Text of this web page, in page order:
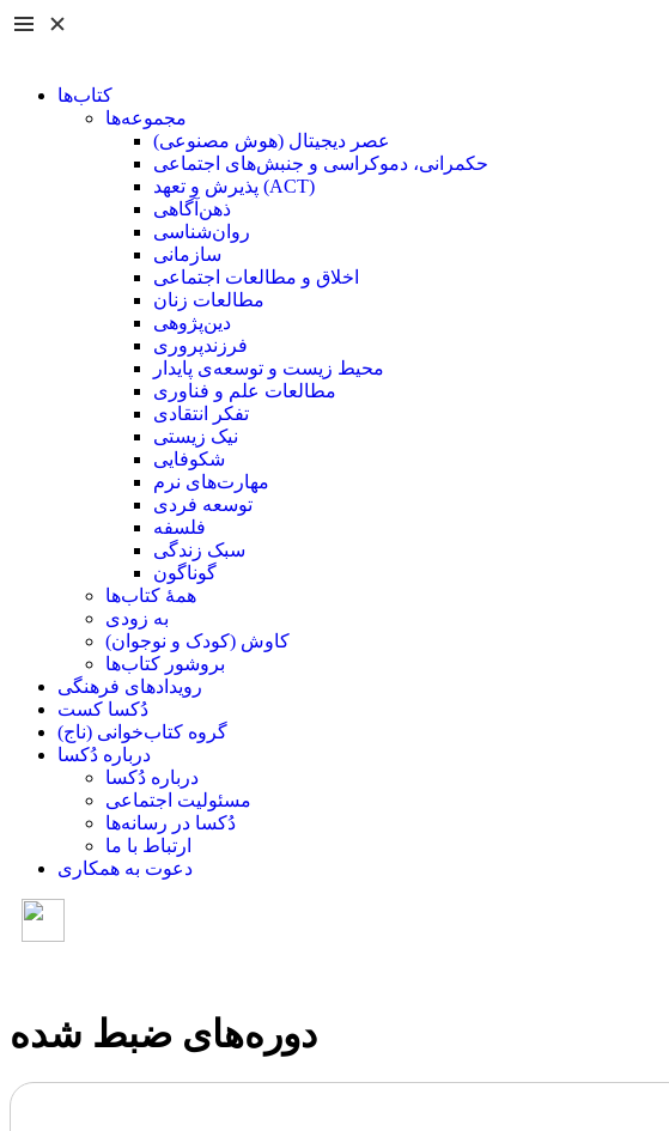
کتاب‌ها
مجموعه‌ها
عصر دیجیتال (هوش مصنوعی)
حکمرانی، دموکراسی و جنبش‌های اجتماعی
پذیرش و تعهد (ACT)
ذهن‌آگاهی
روان‌شناسی
سازمانی
اخلاق و مطالعات اجتماعی
مطالعات زنان
دین‌پژوهی
فرزند‌پروری
محیط زیست و توسعه‌ی پایدار
مطالعات علم و فناوری
تفکر انتقادی
نیک زیستی
شکوفایی
مهارت‌های نرم
توسعه فردی
فلسفه
سبک زندگی
گوناگون
همۀ کتاب‌ها
به زودی
کاوش (کودک و ‌نوجوان)
بروشور کتاب‌ها
رویدادهای فرهنگی
دُکسا کست
گروه کتاب‌خوانی (ناج)
درباره دُکسا
درباره دُکسا
مسئولیت اجتماعی
دُکسا در رسانه‌ها
ارتباط با ما
دعوت به همکاری
دوره‌های ضبط شده